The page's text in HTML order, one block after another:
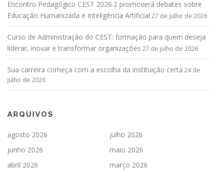
Encontro Pedagógico CEST 2026.2 promoverá debates sobre
Educação Humanizada e Inteligência Artificial 27 de julho de 2026
Curso de Administração do CEST: formação para quem deseja
liderar, inovar e transformar organizações 27 de julho de 2026
Sua carreira começa com a escolha da instituição certa 24 de
julho de 2026
ARQUIVOS
agosto 2026
julho 2026
junho 2026
maio 2026
abril 2026
março 2026